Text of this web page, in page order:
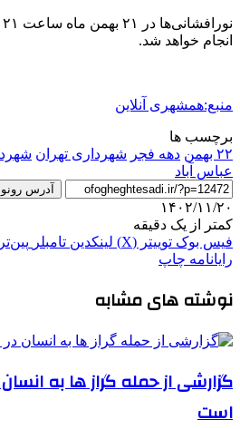
انجام خواهد شد.
منبع:همشهری آنلاین
برچسب ها
۲۲ بهمن
دهه فجر شهردارى تهران
عباس‌ آباد
آدرس
۱۴۰۲/۱۱/۲۰
کمتر از یک دقیقه
فیس بوک توییتر (X) لینکدین ‫تامبلر
رایانامه چاپ
نوشته های مشابه
گزارشی از حمله گراز ها به
است